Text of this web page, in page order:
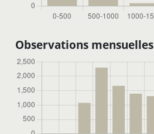
Observations mensuelles